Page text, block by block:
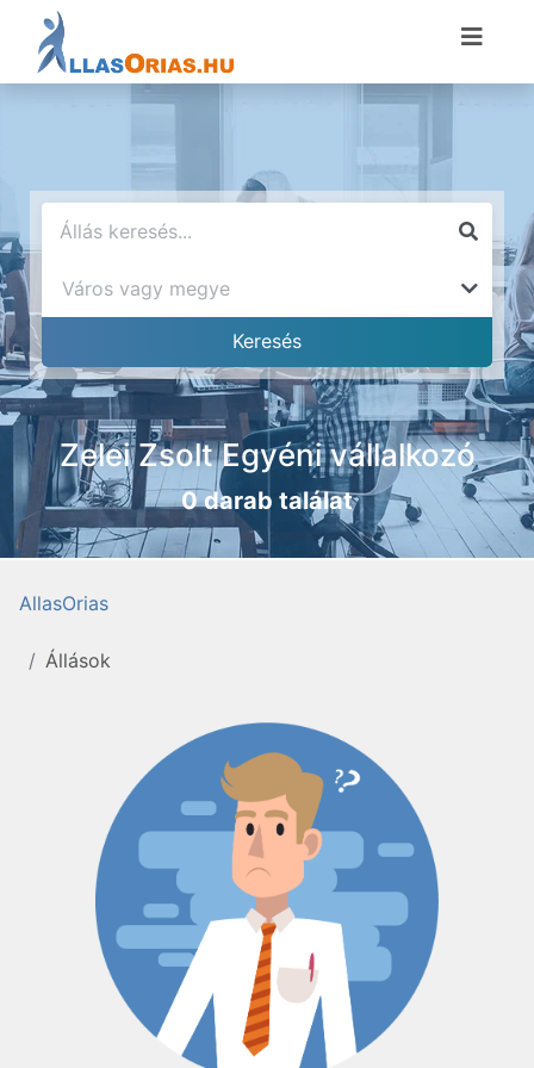
Zelei Zsolt Egyéni vállalkozó
0 darab találat
AllasOrias
Állások